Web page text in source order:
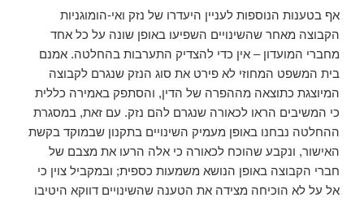
אף בטענות הנוספות לעניין היעדרו של נזק ואי-הומוגניות
הקבוצה מאחר שהשינויים השפיעו באופן שונה על כל אחד
מחברי המועדון – אין כדי להצדיק התערבות בהחלטה. אמנם
בית המשפט המחוזי לא פירט את סוג הנזק שנגרם לקבוצה
המיוצגת כתוצאה מההפרה של הדין, והסתפק באמירה כללית
כי המשיבים הראו לכאורה שנגרם להם נזק. עם זאת, במסגרת
ההחלטה נבחנו באופן מעמיק השינויים בתקנון שבמוקד בקשת
האישור, ונקבע שהוכח לכאורה כי אלה הרעו את מצבם של
חברי הקבוצה באופן הנושא משמעות כספית; ובמקביל צוין כי
אל על לא הוכיחה מצידה את הטענה שהשינויים דווקא היטיבו